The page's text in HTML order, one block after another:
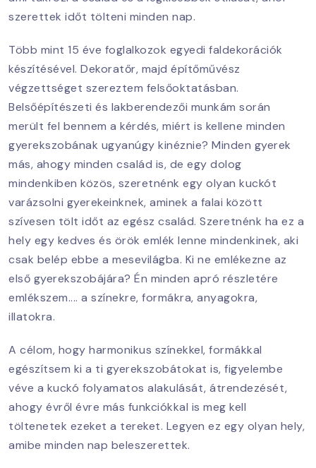
szerettek időt tölteni minden nap.
Több mint 15 éve foglalkozok egyedi faldekorációk
készítésével. Dekoratőr, majd építőművész
végzettséget szereztem felsőoktatásban.
Belsőépítészeti és lakberendezői munkám során
merült fel bennem a kérdés, miért is kellene minden
gyerekszobának ugyanúgy kinéznie? Minden gyerek
más, ahogy minden család is, de egy dolog
mindenkiben közös, szeretnénk egy olyan kuckót
varázsolni gyerekeinknek, aminek a falai között
szívesen tölt időt az egész család. Szeretnénk ha ez a
hely egy kedves és örök emlék lenne mindenkinek, aki
csak belép ebbe a mesevilágba. Ki ne emlékezne az
első gyerekszobájára? Én minden apró részletére
emlékszem.... a színekre, formákra, anyagokra,
illatokra.
A célom, hogy harmonikus színekkel, formákkal
egészítsem ki a ti gyerekszobátokat is, figyelembe
véve a kuckó folyamatos alakulását, átrendezését,
ahogy évről évre más funkciókkal is meg kell
töltenetek ezeket a tereket. Legyen ez egy olyan hely,
amibe minden nap beleszerettek.